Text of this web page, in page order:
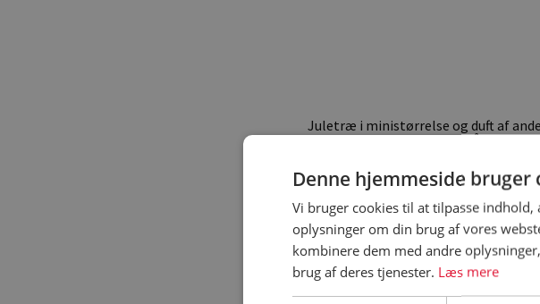
Juletræ i ministørrelse og duft af
campister at holde jul, og i år er
kulden. Og juledagene er ikke for
- I år falder julen jo rigtig godt for de
planlægger at tilbringe weekenden
Campingbranchen Lisbeth
Bidt af camping
Holbæk Fjord Camping og Wellness
Denne hjemmeside bruger
Vi bruger cookies til at tilpasse
oplysninger om din brug af vores
kombinere dem med andre
brug af deres tjenester. Læs mere